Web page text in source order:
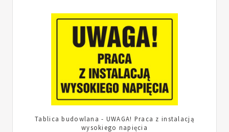
Tablica budowlana - UWAGA! Praca z instalacją
wysokiego napięcia